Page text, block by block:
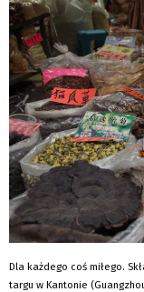
Dla każdego coś miłego.
targu w Kantonie